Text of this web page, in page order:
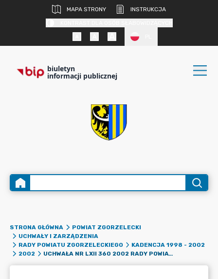
MAPA STRONY
INSTRUKCJA
biuletyn
informacji publicznej
STRONA GŁÓWNA
POWIAT ZGORZELECKI
UCHWAŁY I ZARZĄDZENIA
RADY POWIATU ZGORZELECKIEGO
KADENCJA 1998 - 2002
2002
UCHWAŁA NR LXII 360 2002 RADY POWIATU ZGORZELECKIEGO Z DNIA 9 PAŹDZIERNIKA 2002 R. W SPRAWIE NADANIA ODZNAKI HONOROWEJ - ,,ZASŁUŻONY DLA POWIATU ZGORZELECKIEGO''